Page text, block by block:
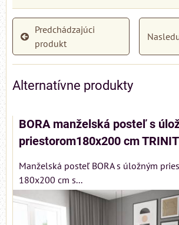
Predchádzajúci
produkt
Alternatívne produkty
BORA manželská posteľ s
priestorom180x200 cm
Manželská posteľ BORA s úložným
180x200 cm s...